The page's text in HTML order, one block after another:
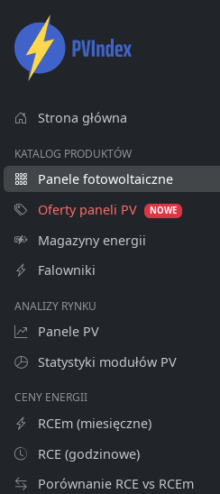
Strona główna
KATALOG PRODUKTÓW
Panele fotowoltaiczne
Oferty paneli PV
NOWE
Magazyny energii
Falowniki
ANALIZY RYNKU
Panele PV
Statystyki modułów PV
CENY ENERGII
RCEm (miesięczne)
RCE (godzinowe)
Porównanie RCE vs RCEm